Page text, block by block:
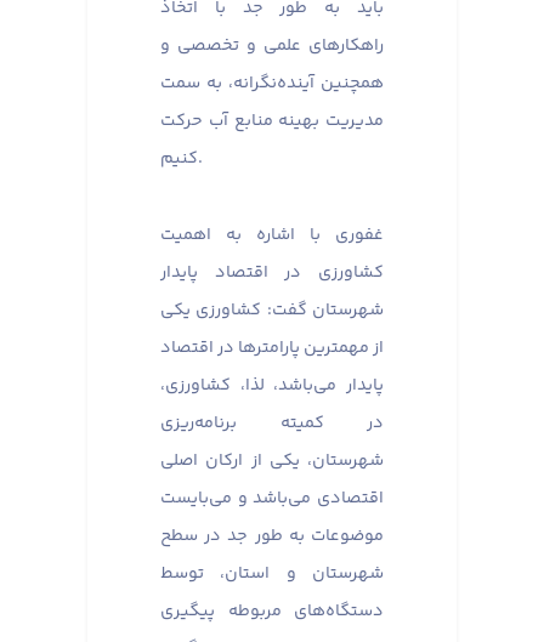
باید به طور جد با اتخاذ
راهکارهای علمی و تخصصی و
همچنین آینده‌نگرانه، به سمت
مدیریت بهینه منابع آب حرکت
کنیم.
غفوری با اشاره به اهمیت
کشاورزی در اقتصاد پایدار
شهرستان گفت: کشاورزی یکی
از مهمترین پارامترها در اقتصاد
پایدار می‌باشد، لذا، کشاورزی،
در کمیته برنامه‌ریزی
شهرستان، یکی از ارکان اصلی
اقتصادی می‌باشد و می‌بایست
موضوعات به طور جد در سطح
شهرستان و استان، توسط
دستگاه‌های مربوطه پیگیری